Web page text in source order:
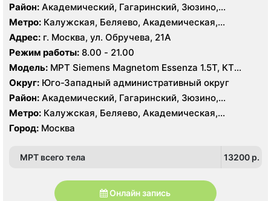
Район: Академический, Гагаринский, Зюзино,
Коньково, Ломоносовский, Обручевский, Черёмушки,
Очаково-Матвеевское, Тропарёво-Никулино
Метро: Калужская, Беляево, Академическая,
Коньково, Нахимовский проспект, Новые Черемушки,
Проспект Вернадского, Профсоюзная, Теплый Стан,
Тропарево, Чертановская, Юго-Западная, Озёрная
Адрес: г. Москва, ул. Обручева, 21А
Режим работы: 8.00 - 21.00
Модель: МРТ Siemens Magnetom Essenza 1.5Т, КТ
SIEMENS Somatom Perspective 64 срезов
Округ: Юго-Западный административный округ
Район: Академический, Гагаринский, Зюзино,
Коньково, Ломоносовский, Обручевский, Черёмушки,
Очаково-Матвеевское, Тропарёво-Никулино
Метро: Калужская, Беляево, Академическая,
Коньково, Нахимовский проспект, Новые Черемушки,
Проспект Вернадского, Профсоюзная, Теплый Стан,
Тропарево, Чертановская, Юго-Западная, Озёрная
Город: Москва
МРТ всего тела 13200 p.
Онлайн запись